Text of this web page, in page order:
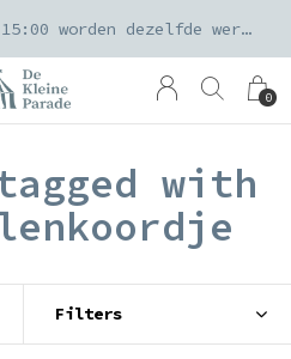
0
Orders geplaatst voor 15:00 worden dezelfde werkdag verzonden
with
Filters